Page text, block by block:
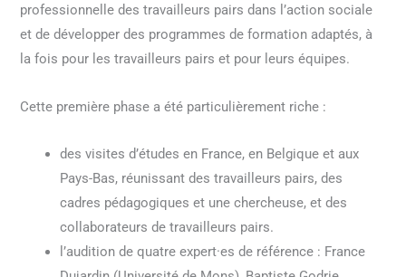
professionnelle des travailleurs pairs dans l’action sociale
et de développer des programmes de formation adaptés, à
la fois pour les travailleurs pairs et pour leurs équipes.
Cette première phase a été particulièrement riche :
des visites d’études en France, en Belgique et aux
Pays-Bas, réunissant des travailleurs pairs, des
cadres pédagogiques et une chercheuse, et des
collaborateurs de travailleurs pairs.
l’audition de quatre expert·es de référence : France